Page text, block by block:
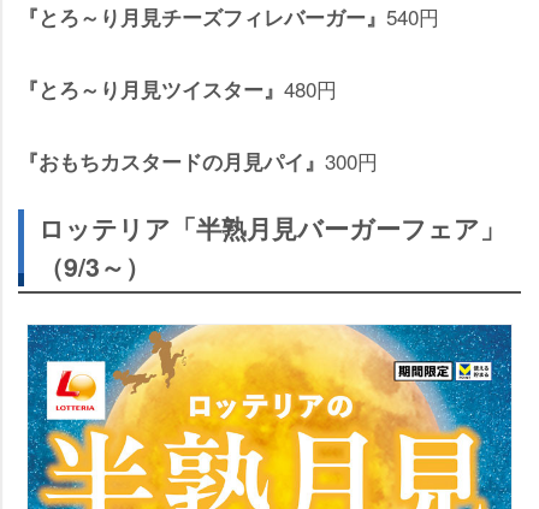
『とろ～り月見チーズフィレバーガー』 540円
『とろ～り月見ツイスター』 480円
『おもちカスタードの月見パイ』 300円
ロッテリア「半熟月見バーガーフェア」
（9/3～）